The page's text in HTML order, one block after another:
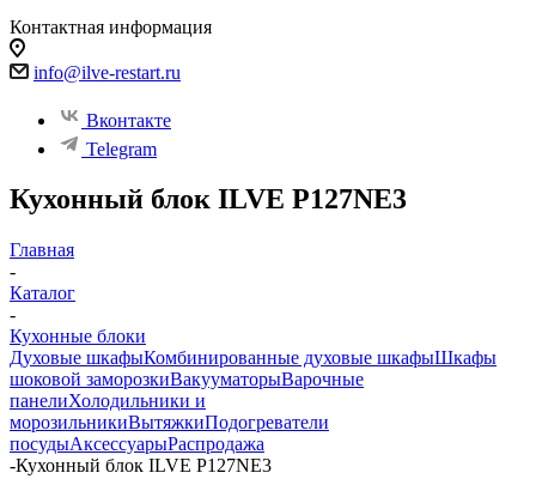
Контактная информация
info@ilve-restart.ru
Вконтакте
Telegram
Кухонный блок ILVE P127NE3
Главная
-
Каталог
-
Кухонные блоки
Духовые шкафыКомбинированные духовые шкафыШкафы
шоковой заморозкиВакууматорыВарочные
панелиХолодильники и
морозильникиВытяжкиПодогреватели
посудыАксессуарыРаспродажа
-Кухонный блок ILVE P127NE3